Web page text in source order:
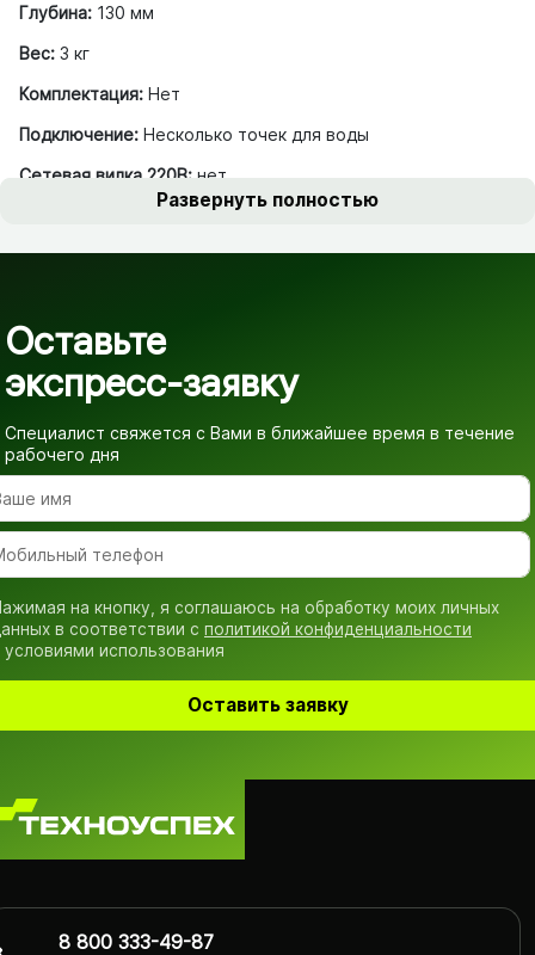
Глубина: 130 мм
Вес: 3 кг
Комплектация: Нет
Подключение: Несколько точек для воды
Сетевая вилка 220В: нет
Развернуть полностью
Оставьте
экспресс-заявку
Специалист свяжется с Вами в ближайшее время в течение
рабочего дня
на кнопку, я соглашаюсь на обработку моих личных
в соответствии с политикой конфиденциальности
условиями использования
Оставить заявку
8 800 333-49-87